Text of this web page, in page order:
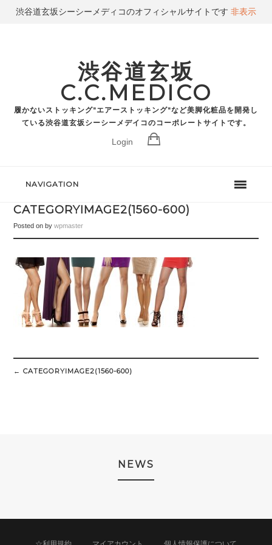
渋谷道玄坂
C.C.MEDICO
履かないストッキング"エアーストッキング"など美脚化粧品を開発し
ている渋谷道玄坂シーシーメデイコのコーポレートサイトです。
Login
NAVIGATION
CATEGORYIMAGE2(1560-600)
Posted onbywpmaster
Post
navigation
← CATEGORYIMAGE2(1560-600)
NEWS
渋谷道玄坂シーシーメディコのオフィシャルサイトです 非表示